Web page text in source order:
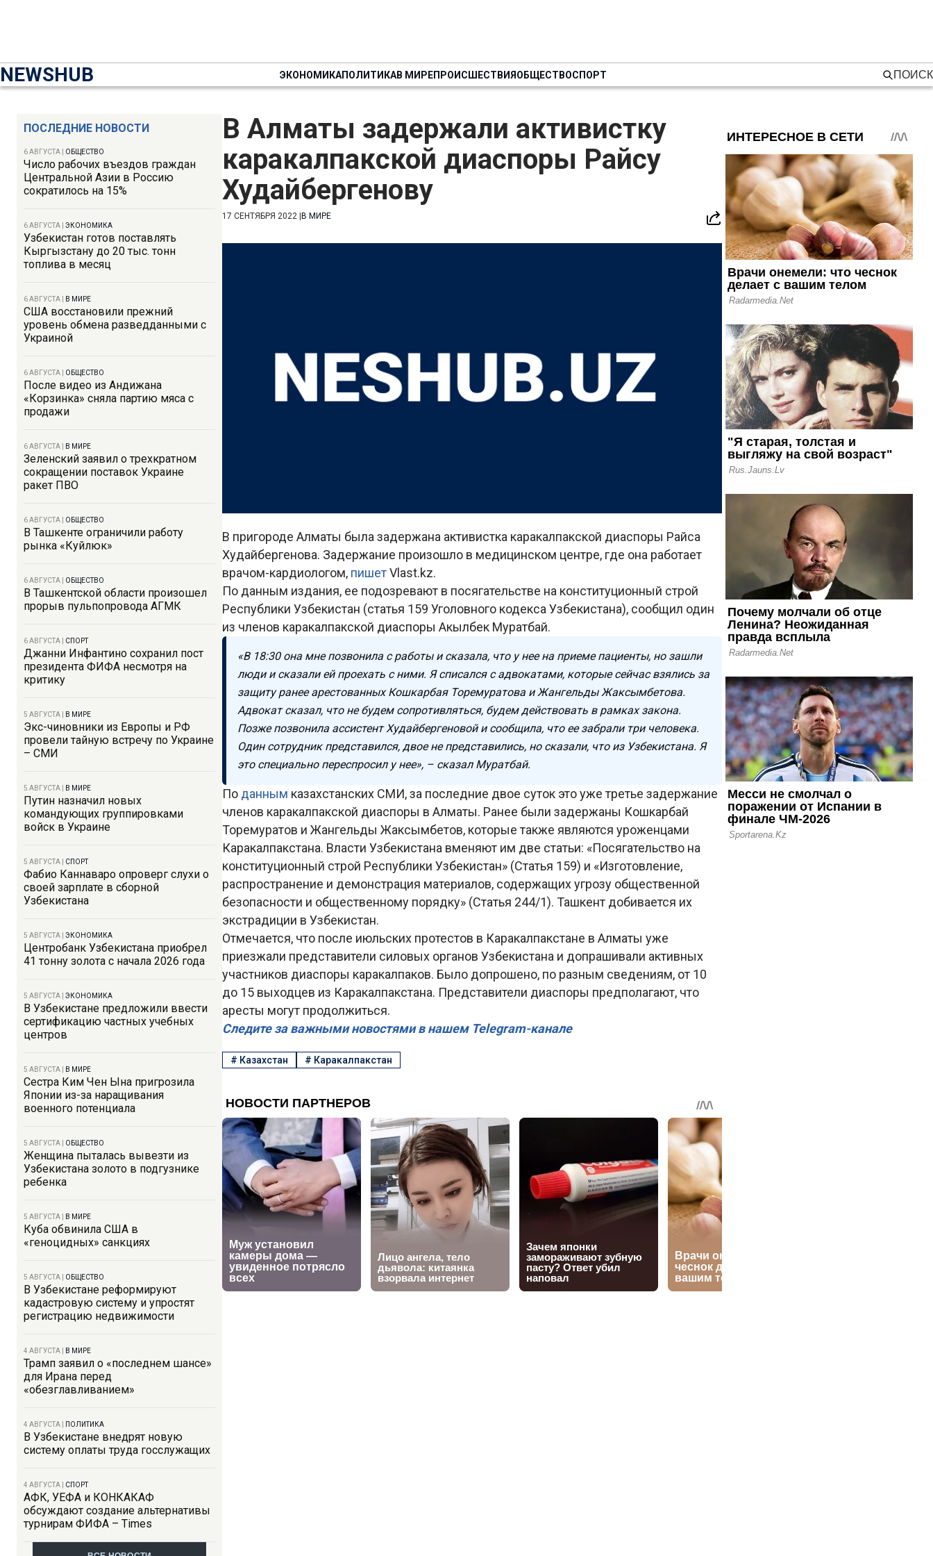
NEWSHUB ЭКОНОМИКАПОЛИТИКАВ МИРЕПРОИСШЕСТВИЯОБЩЕСТВОСПОРТ ПОИСК
ПОСЛЕДНИЕ НОВОСТИ
6 АВГУСТА ОБЩЕСТВО
Число рабочих въездов граждан
Центральной Азии в Россию
сократилось на 15%
6 АВГУСТА ЭКОНОМИКА
Узбекистан готов поставлять
Кыргызстану до 20 тыс. тонн
топлива в месяц
6 АВГУСТА В МИРЕ
США восстановили прежний
уровень обмена разведданными с
Украиной
6 АВГУСТА ОБЩЕСТВО
После видео из Андижана
«Корзинка» сняла партию мяса с
продажи
6 АВГУСТА В МИРЕ
Зеленский заявил о трехкратном
сокращении поставок Украине
ракет ПВО
6 АВГУСТА ОБЩЕСТВО
В Ташкенте ограничили работу
рынка «Куйлюк»
6 АВГУСТА ОБЩЕСТВО
В Ташкентской области произошел
прорыв пульпопровода АГМК
6 АВГУСТА СПОРТ
Джанни Инфантино сохранил пост
президента ФИФА несмотря на
критику
5 АВГУСТА В МИРЕ
Экс-чиновники из Европы и РФ
провели тайную встречу по Украине
– СМИ
5 АВГУСТА В МИРЕ
Путин назначил новых
командующих группировками
войск в Украине
5 АВГУСТА СПОРТ
Фабио Каннаваро опроверг слухи о
своей зарплате в сборной
Узбекистана
5 АВГУСТА ЭКОНОМИКА
Центробанк Узбекистана приобрел
41 тонну золота с начала 2026 года
5 АВГУСТА ЭКОНОМИКА
В Узбекистане предложили ввести
сертификацию частных учебных
центров
5 АВГУСТА В МИРЕ
Сестра Ким Чен Ына пригрозила
Японии из-за наращивания
военного потенциала
5 АВГУСТА ОБЩЕСТВО
Женщина пыталась вывезти из
Узбекистана золото в подгузнике
ребенка
5 АВГУСТА В МИРЕ
Куба обвинила США в
«геноцидных» санкциях
5 АВГУСТА ОБЩЕСТВО
В Узбекистане реформируют
кадастровую систему и упростят
регистрацию недвижимости
4 АВГУСТА В МИРЕ
Трамп заявил о «последнем шансе»
для Ирана перед
«обезглавливанием»
4 АВГУСТА ПОЛИТИКА
В Узбекистане внедрят новую
систему оплаты труда госслужащих
4 АВГУСТА СПОРТ
АФК, УЕФА и КОНКАКАФ
обсуждают создание альтернативы
турнирам ФИФА – Times
В Алматы задержали активистку
каракалпакской диаспоры Райсу
Худайбергенову
17 СЕНТЯБРЯ 2022 В МИРЕ
В пригороде Алматы была задержана активистка каракалпакской диаспоры Райса
Худайбергенова. Задержание произошло в медицинском центре, где она работает
врачом-кардиологом, пишетVlast.kz.
По данным издания, ее подозревают в посягательстве на конституционный строй
Республики Узбекистан (статья 159 Уголовного кодекса Узбекистана), сообщил один
из членов каракалпакской диаспоры Акылбек Муратбай.
«В 18:30 она мне позвонила с работы и сказала, что у нее на приеме пациенты, но зашли
люди и сказали ей проехать с ними. Я списался с адвокатами, которые сейчас взялись за
защиту ранее арестованных Кошкарбая Торемуратова и Жангельды Жаксымбетова.
Адвокат сказал, что не будем сопротивляться, будем действовать в рамках закона.
Позже позвонила ассистент Худайбергеновой и сообщила, что ее забрали три человека.
Один сотрудник представился, двое не представились, но сказали, что из Узбекистана. Я
это специально переспросил у нее», – сказал Муратбай.
По данным казахстанских СМИ, за последние двое суток это уже третье задержание
членов каракалпакской диаспоры в Алматы. Ранее были задержаны Кошкарбай
Торемуратов и Жангельды Жаксымбетов, которые также являются уроженцами
Каракалпакстана. Власти Узбекистана вменяют им две статьи: «Посягательство на
конституционный строй Республики Узбекистан» (Статья 159) и «Изготовление,
распространение и демонстрация материалов, содержащих угрозу общественной
безопасности и общественному порядку» (Статья 244/1). Ташкент добивается их
экстрадиции в Узбекистан.
Отмечается, что после июльских протестов в Каракалпакстане в Алматы уже
приезжали представители силовых органов Узбекистана и допрашивали активных
участников диаспоры каракалпаков. Было допрошено, по разным сведениям, от 10
до 15 выходцев из Каракалпакстана. Представители диаспоры предполагают, что
аресты могут продолжиться.
Следите за важными новостями в нашем Telegram-канале
# Казахстан # Каракалпакстан